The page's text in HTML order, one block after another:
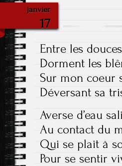
janvier
17
Entre les
Dorment les
Sur mon coeur
Déversant sa
Averse d’eau
Au contact du
Qui se plait à
Pour se sentir